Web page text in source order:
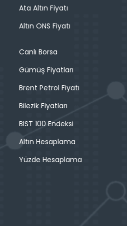
Ata Altın Fiyatı
Altın ONS Fiyatı
Canlı Borsa
Gümüş Fiyatları
Brent Petrol Fiyatı
Bilezik Fiyatları
BIST 100 Endeksi
Altın Hesaplama
Yüzde Hesaplama